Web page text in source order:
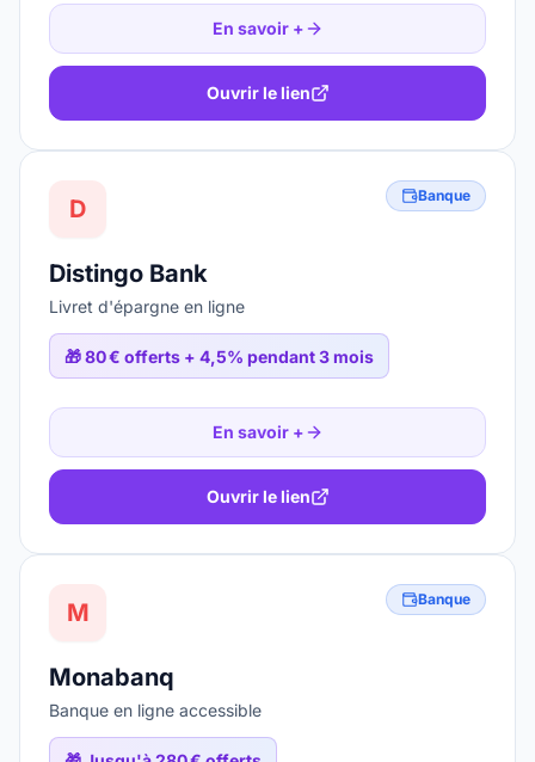
En savoir +
Ouvrir le lien
D Banque
Distingo Bank
Livret d'épargne en ligne
🎁80 € offerts + 4,5% pendant 3 mois
En savoir +
Ouvrir le lien
M Banque
Monabanq
Banque en ligne accessible